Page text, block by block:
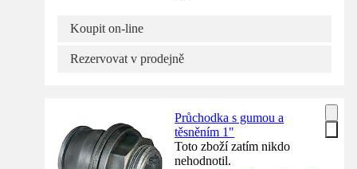
Koupit on-line
Rezervovat v prodejně
Průchodka s gumou a
těsněním 1"
Toto zboží zatím nikdo
nehodnotil.